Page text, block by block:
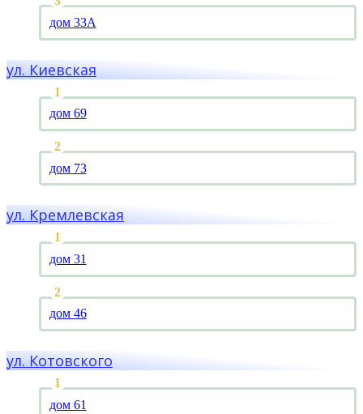
дом 33А
ул. Киевская
дом 69
дом 73
ул. Кремлевская
дом 31
дом 46
ул. Котовского
дом 61